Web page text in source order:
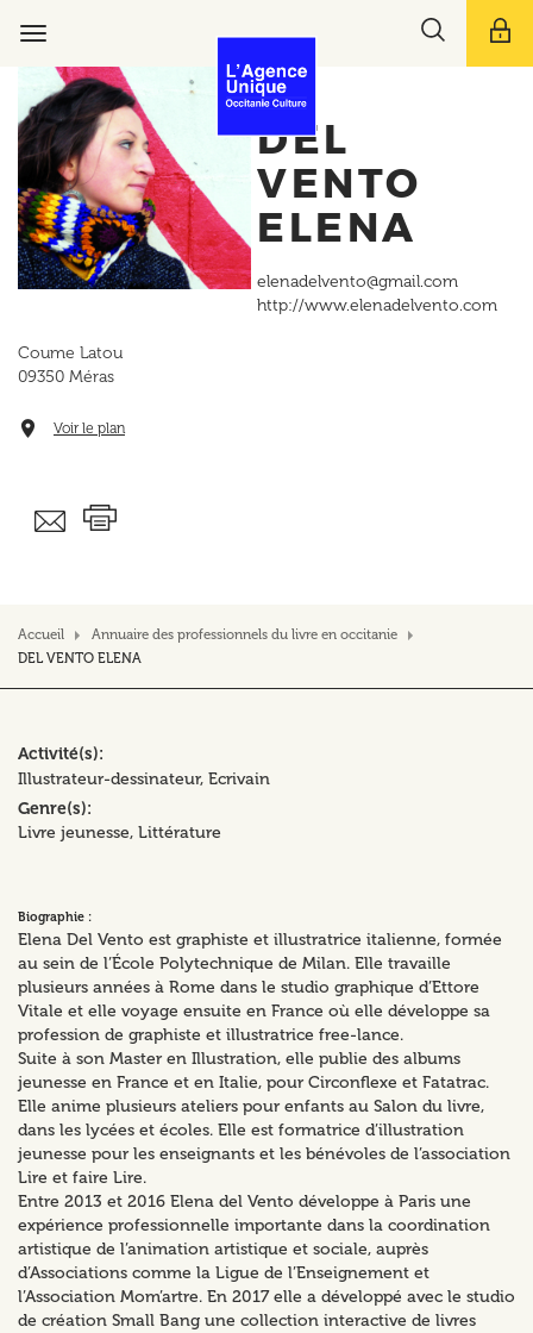
principalnavigation
Toggle
DEL
VENTO
ELENA
elenadelvento@gmail.com
http://www.elenadelvento.com
Coume Latou
09350 Méras
Voir le plan
Accueil
Annuaire des professionnels du livre en occitanie
DEL VENTO ELENA
Activité(s)
Illustrateur-dessinateur Ecrivain
Genre(s)
Livre jeunesse Littérature
Biographie :
Elena Del Vento est graphiste et illustratrice italienne, formée
au sein de l’École Polytechnique de Milan. Elle travaille
plusieurs années à Rome dans le studio graphique d’Ettore
Vitale et elle voyage ensuite en France où elle développe sa
profession de graphiste et illustratrice free-lance.
Suite à son Master en Illustration, elle publie des albums
jeunesse en France et en Italie, pour Circonflexe et Fatatrac.
Elle anime plusieurs ateliers pour enfants au Salon du livre,
dans les lycées et écoles. Elle est formatrice d’illustration
jeunesse pour les enseignants et les bénévoles de l’association
Lire et faire Lire.
Entre 2013 et 2016 Elena del Vento développe à Paris une
expérience professionnelle importante dans la coordination
artistique de l’animation artistique et sociale, auprès
d’Associations comme la Ligue de l’Enseignement et
l’Association Mom’artre. En 2017 elle a développé avec le studio
de création Small Bang une collection interactive de livres